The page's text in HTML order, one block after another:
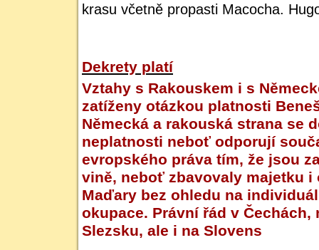
krasu včetně propasti Macocha.
Dekrety platí
Vztahy s Rakouskem i s
zatíženy otázkou platnosti
Německá a rakouská strana se
neplatnosti neboť odporují
evropského práva tím, že jsou
vině, neboť zbavovaly majetku i
Maďary bez ohledu na
okupace. Právní řád v Čechách,
Slezsku, ale i na Slovens